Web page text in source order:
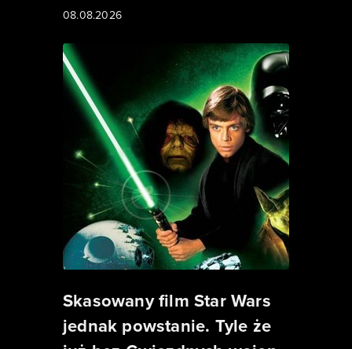
08.08.2026
Skasowany film Star Wars
jednak powstanie. Tyle że